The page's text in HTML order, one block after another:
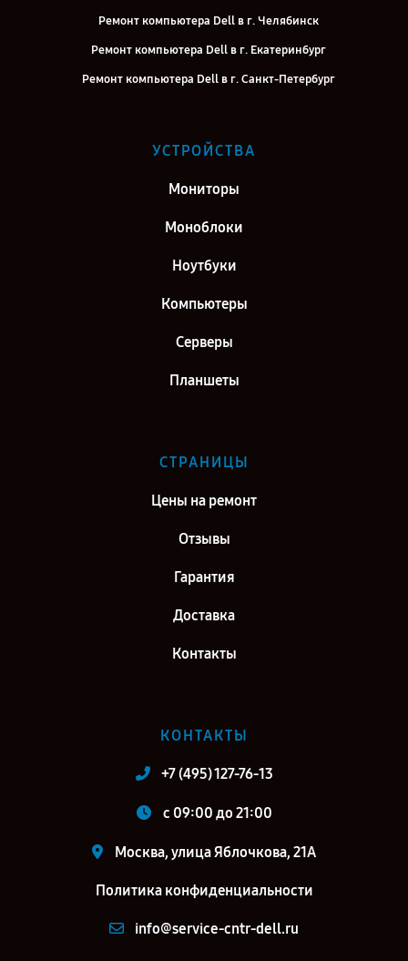
Ремонт компьютера Dell в г. Челябинск
Ремонт компьютера Dell в г. Екатеринбург
Ремонт компьютера Dell в г. Санкт-Петербург
УСТРОЙСТВА
Мониторы
Моноблоки
Ноутбуки
Компьютеры
Серверы
Планшеты
СТРАНИЦЫ
Цены на ремонт
Отзывы
Гарантия
Доставка
Контакты
КОНТАКТЫ
+7 (495) 127-76-13
c 09:00 до 21:00
Москва, улица Яблочкова, 21А
Политика конфиденциальности
info@service-cntr-dell.ru